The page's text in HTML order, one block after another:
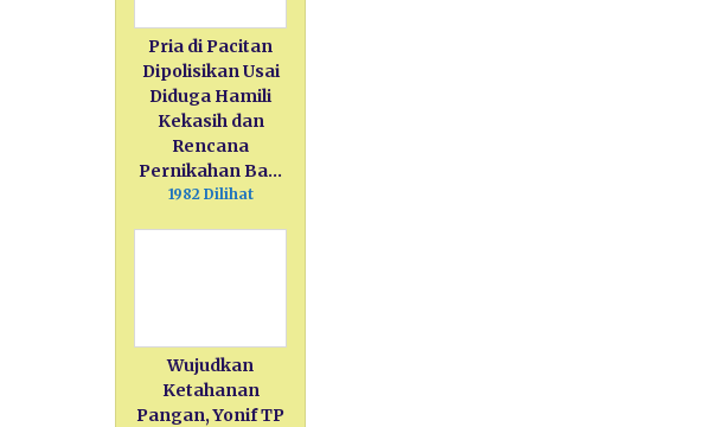
Pria di Pacitan
Dipolisikan Usai
Diduga Hamili
Kekasih dan
Rencana
Pernikahan Ba…
1982 Dilihat
Wujudkan
Ketahanan
Pangan, Yonif TP